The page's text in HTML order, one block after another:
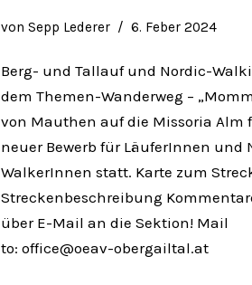
von Sepp Lederer 6. Feber 2024
Berg- und Tallauf und Nordic-
dem Themen-Wanderweg –
von Mauthen auf die Missoria Alm
neuer Bewerb für LäuferInnen und
WalkerInnen statt. Karte zum
Streckenbeschreibung
über E-Mail an die Sektion! Mail
to: office@oeav-obergailtal.at